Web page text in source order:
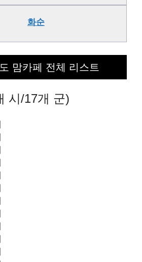
화순
맘카페 전체 리스트
시/17개 군)